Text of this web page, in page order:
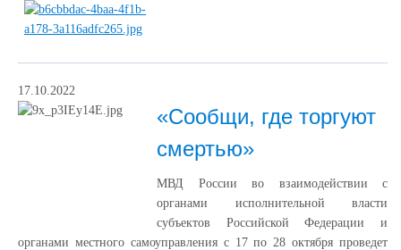
17.10.2022
«Сообщи, где торгуют
смертью»
МВД России во взаимодействии с
органами исполнительной власти
субъектов Российской Федерации и
органами местного самоуправления с 17 по 28 октября проведет